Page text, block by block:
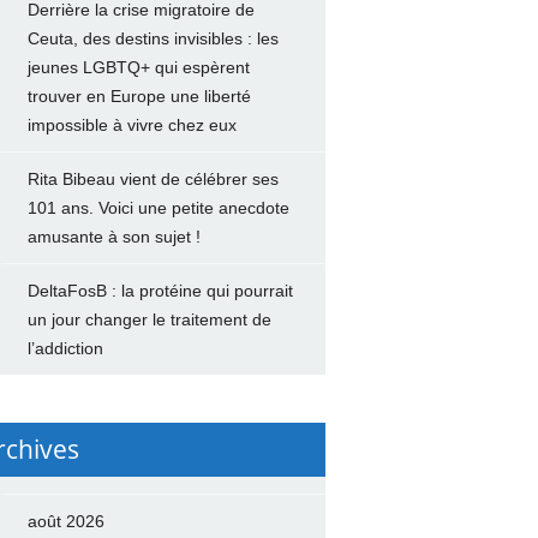
Derrière la crise migratoire de
Ceuta, des destins invisibles : les
jeunes LGBTQ+ qui espèrent
trouver en Europe une liberté
impossible à vivre chez eux
Rita Bibeau vient de célébrer ses
101 ans. Voici une petite anecdote
amusante à son sujet !
DeltaFosB : la protéine qui pourrait
un jour changer le traitement de
l’addiction
août 2026